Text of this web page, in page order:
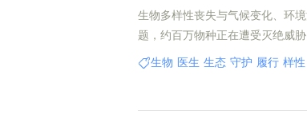
生物多样性丧失与气候变化、环
题，约百万物种正在遭受灭绝威
物医生以公益诠释企业担当，不
生物 医生 生态 守护 履行 样性